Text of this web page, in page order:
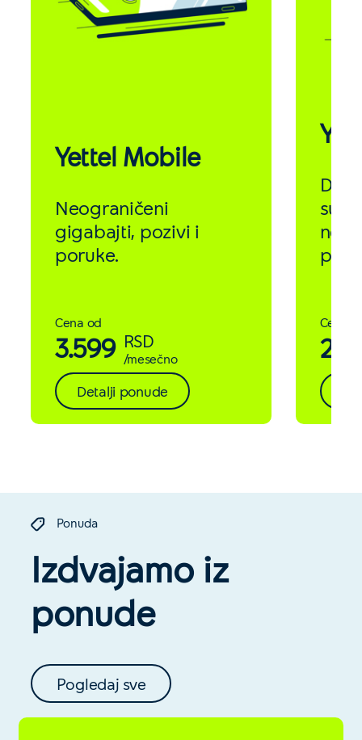
Yettel Mobile
Neograničeni
gigabajti, pozivi i
poruke.
Cena od
3.599 RSD
/mesečno
Detalji ponude
Do
Cena
Ponuda
Izdvajamo iz
ponude
Pogledaj sve